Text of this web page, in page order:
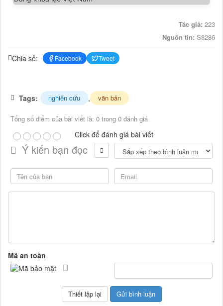
Tác giả: 223
Nguồn tin: S8286
Chia sẻ: Facebook Tweet
Tags: nghiên cứu , văn bản
Tổng số điểm của bài viết là: 0 trong 0 đánh giá
Click để đánh giá bài viết
Ý kiến bạn đọc
Mã an toàn